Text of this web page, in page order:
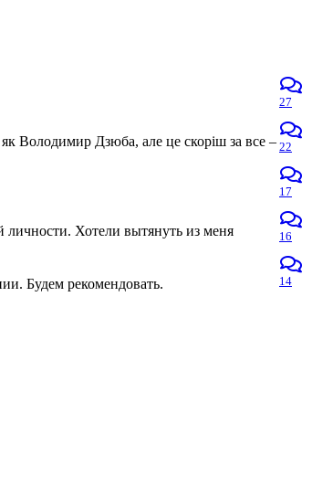
27
Володимир Дзюба, але це скоріш за все –22
17
Хотели вытянуть из меня
16
Будем рекомендовать.
14